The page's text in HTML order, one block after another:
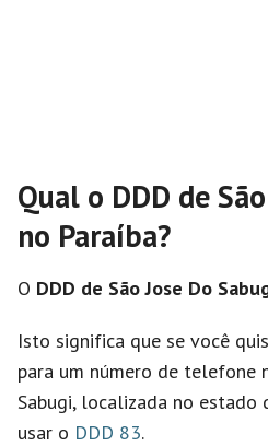
Qual o DDD de
no Paraíba?
O DDD de São Jose Do
Isto significa que se você
para um número de telefone
Sabugi, localizada no estado
usar o DDD 83.